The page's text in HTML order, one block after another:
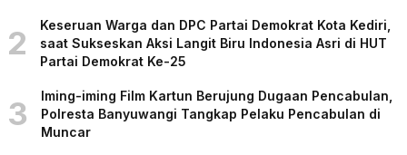
2
Keseruan Warga dan DPC Partai Demokrat Kota Kediri,
saat Sukseskan Aksi Langit Biru Indonesia Asri di HUT
Partai Demokrat Ke-25
3
Iming-iming Film Kartun Berujung Dugaan Pencabulan,
Polresta Banyuwangi Tangkap Pelaku Pencabulan di
Muncar